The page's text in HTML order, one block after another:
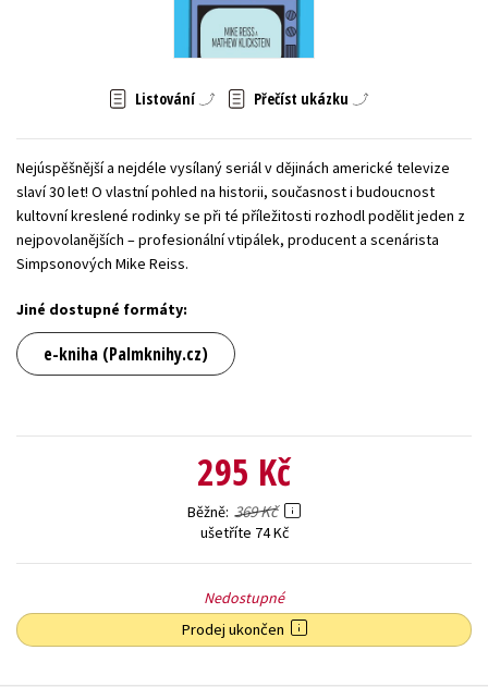
Zahraniční literatura
Listování Přečíst ukázku
Nejúspěšnější a nejdéle vysílaný seriál v dějinách americké televize
slaví 30 let! O vlastní pohled na historii, současnost i budoucnost
kultovní kreslené rodinky se při té příležitosti rozhodl podělit jeden z
nejpovolanějších – profesionální vtipálek, producent a scenárista
Simpsonových Mike Reiss.
Jiné dostupné formáty:
e-kniha (Palmknihy.cz)
295 Kč
Běžně 369 Kč
ušetříte 74 Kč
Nedostupné
Prodej ukončen